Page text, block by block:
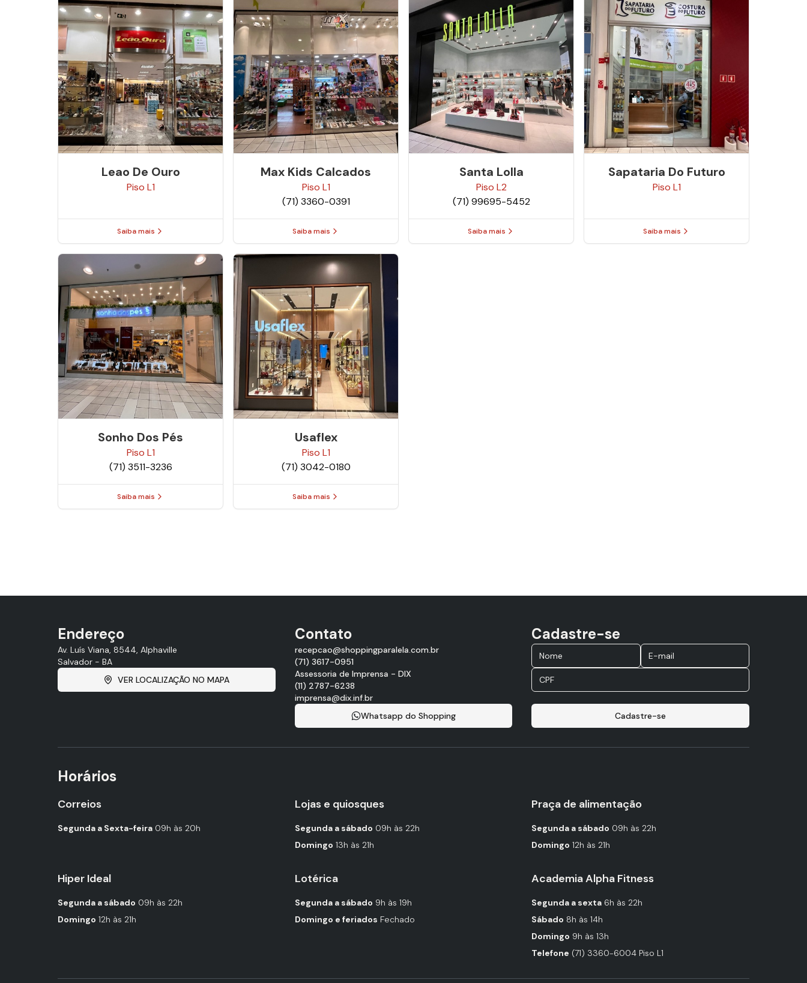
Leao De Ouro
Piso L1
Saiba mais
Max Kids Calcados
Piso L1
(71) 3360-0391
Saiba mais
Santa Lolla
Piso L2
(71) 99695-5452
Saiba mais
Sapataria Do Futuro
Piso L1
Saiba mais
Sonho Dos Pés
Piso L1
(71) 3511-3236
Saiba mais
Usaflex
Piso L1
(71) 3042-0180
Saiba mais
Endereço
Av. Luís Viana, 8544, Alphaville
Salvador - BA
VER LOCALIZAÇÃO NO MAPA
Contato
recepcao@shoppingparalela.com.br
(71) 3617-0951
Assessoria de Imprensa - DIX
(11) 2787-6238
imprensa@dix.inf.br
Whatsapp do Shopping
Cadastre-se
Cadastre-se
Horários
Correios
Segunda a Sexta-feira 09h às 20h
Lojas e quiosques
Segunda a sábado 09h às 22h
Domingo 13h às 21h
Praça de alimentação
Segunda a sábado 09h às 22h
Domingo 12h às 21h
Hiper Ideal
Segunda a sábado 09h às 22h
Domingo 12h às 21h
Lotérica
Segunda a sábado 9h às 19h
Domingo e feriados Fechado
Academia Alpha Fitness
Segunda a sexta 6h às 22h
Sábado 8h às 14h
Domingo 9h às 13h
Telefone (71) 3360-6004 Piso L1